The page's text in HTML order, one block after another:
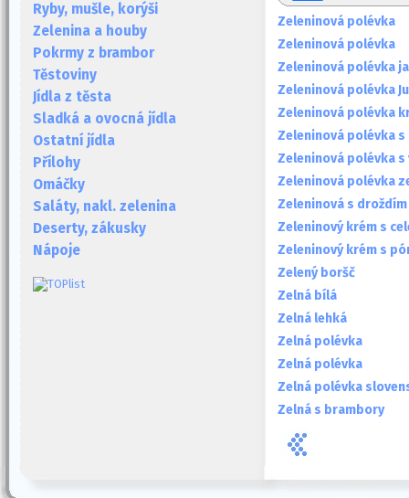
Ryby, mušle, korýši
Zelenina a houby
Pokrmy z brambor
Těstoviny
Jídla z těsta
Sladká a ovocná jídla
Ostatní jídla
Přílohy
Omáčky
Saláty, nakl. zelenina
Deserty, zákusky
Nápoje
Zeleninová polévka
Zeleninová polévka
Zeleninová polévka
Zeleninová polévka
Zeleninová polévka
Zeleninová polévka
Zeleninová polévka s
Zeleninová polévka
Zeleninová s droždím
Zeleninový krém s
Zeleninový krém s
Zelený boršč
Zelná bílá
Zelná lehká
Zelná polévka
Zelná polévka
Zelná polévka
Zelná s brambory